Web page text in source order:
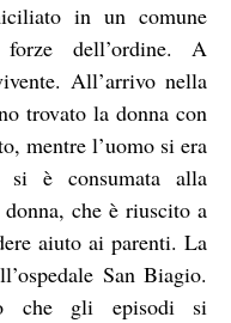
in un comune
dell’ordine. A
All’arrivo nella
trovato la donna con
mentre l’uomo si era
si è consumata alla
che è riuscito a
aiuto ai parenti. La
San Biagio.
che gli episodi si